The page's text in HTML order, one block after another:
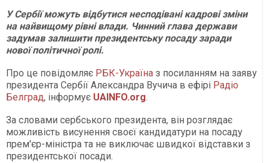
У Сербії можуть відбутися несподівані кадрові зміни
на найвищому рівні влади. Чинний глава держави
задумав залишити президентську посаду заради
нової політичної ролі.
Про це повідомляє РБК-Україна з посиланням на заяву
президента Сербії Александра Вучича в ефірі Радіо
Белград, інформує UAINFO.org.
За словами сербського президента, він розглядає
можливість висунення своєї кандидатури на посаду
прем'єр-міністра та не виключає швидкої відставки з
президентської посади.